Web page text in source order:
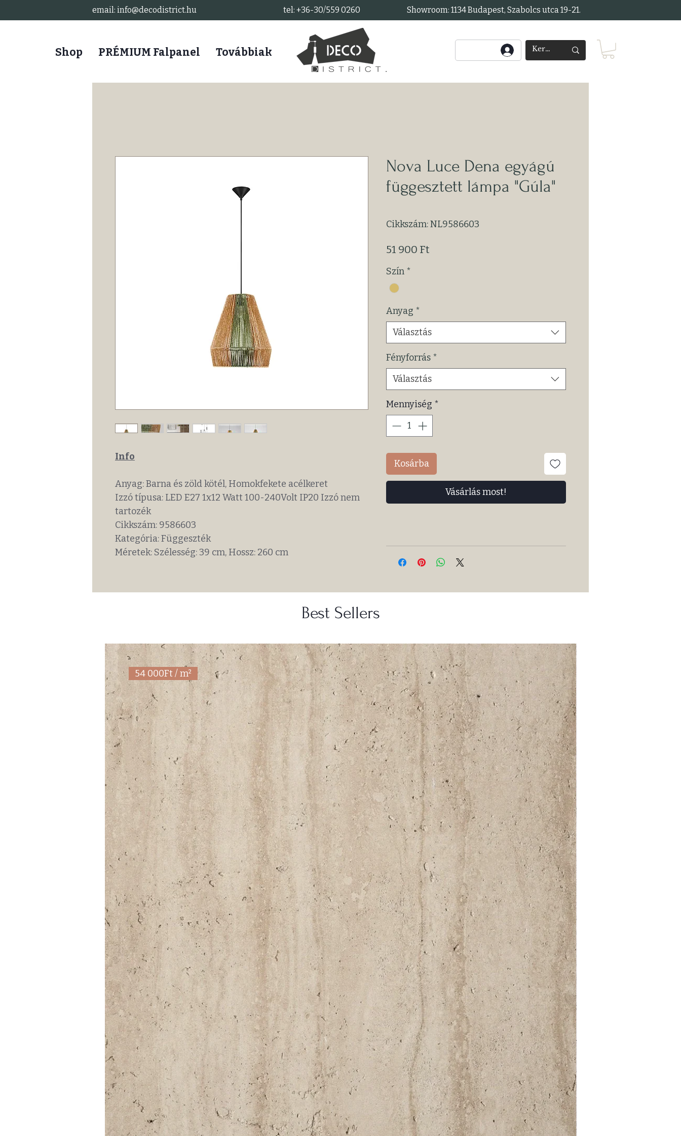
email: info@decodistrict.hu tel: +36-30/559 0260 Showroom: 1134 Budapest, Szabolcs utca 19-21.
Shop PRÉMIUM Falpanel Továbbiak
Info
Anyag: Barna és zöld kötél, Homokfekete acélkeret
Izzó típusa: LED E27 1x12 Watt 100-240Volt IP20 Izzó nem
tartozék
Cikkszám: 9586603
Kategória: Függeszték
Méretek: Szélesség: 39 cm, Hossz: 260 cm
Nova Luce Dena egyágú
függesztett lámpa "Gúla"
Cikkszám: NL9586603
51 900 Ft
Szín *
Anyag *
Választás
Fényforrás *
Választás
Mennyiség *
Kosárba
Vásárlás most!
Best Sellers
54 000Ft / m²